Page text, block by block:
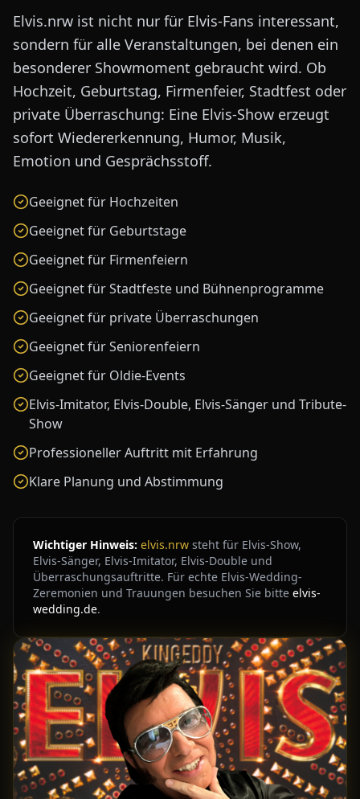
Elvis.nrw ist nicht nur für Elvis-Fans interessant,
sondern für alle Veranstaltungen, bei denen ein
besonderer Showmoment gebraucht wird. Ob
Hochzeit, Geburtstag, Firmenfeier, Stadtfest oder
private Überraschung: Eine Elvis-Show erzeugt
sofort Wiedererkennung, Humor, Musik,
Emotion und Gesprächsstoff.
Geeignet für Hochzeiten
Geeignet für Geburtstage
Geeignet für Firmenfeiern
Geeignet für Stadtfeste und Bühnenprogramme
Geeignet für private Überraschungen
Geeignet für Seniorenfeiern
Geeignet für Oldie-Events
Elvis-Imitator, Elvis-Double, Elvis-Sänger und Tribute-
Show
Professioneller Auftritt mit Erfahrung
Klare Planung und Abstimmung
Wichtiger Hinweis: elvis.nrw steht für Elvis-Show,
Elvis-Sänger, Elvis-Imitator, Elvis-Double und
Überraschungsauftritte. Für echte Elvis-Wedding-
Zeremonien und Trauungen besuchen Sie bitte elvis-
wedding.de.